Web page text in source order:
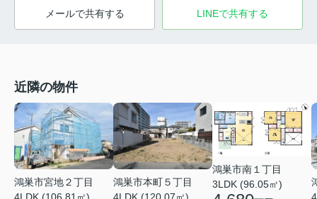
メールで共有する LINEで共有する
近隣の物件
鴻巣市宮地２丁目
4LDK (106.81㎡)
鴻巣市本町５丁目
4LDK (120.07㎡)
鴻巣市南１丁目
3LDK (96.05㎡)